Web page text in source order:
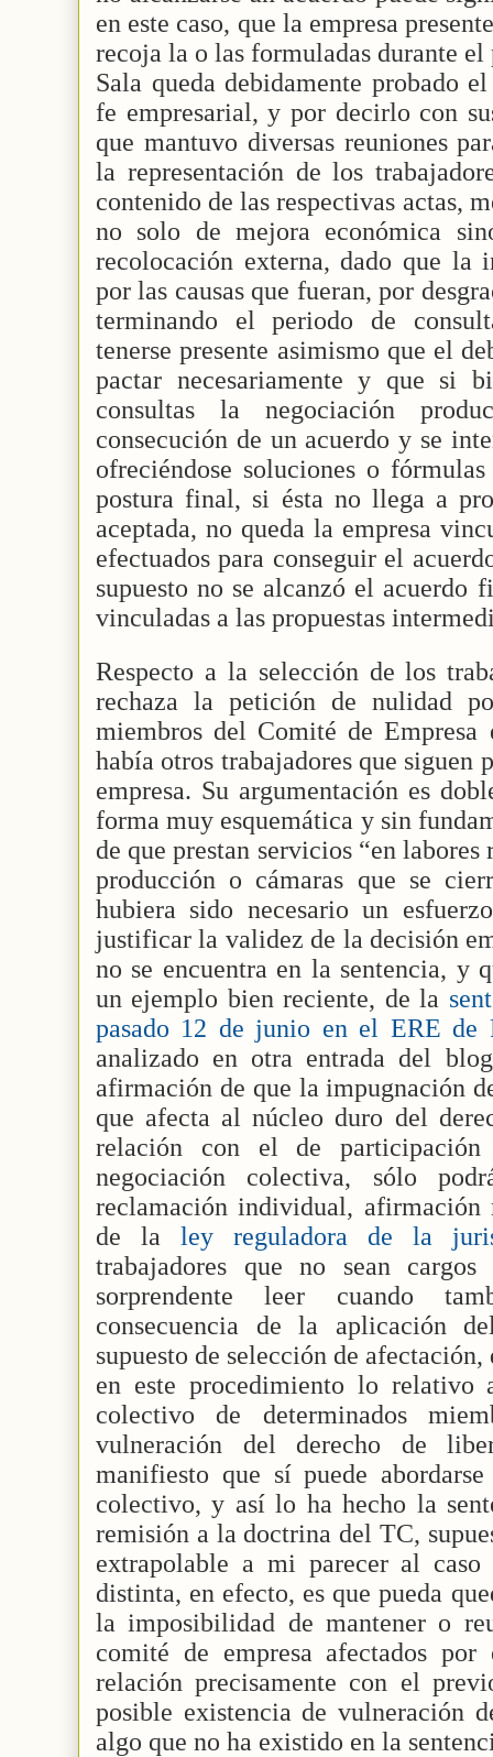
en este caso, que la empresa
recoja la o las formuladas durante el
Sala queda debidamente probado
fe empresarial, y por decirlo con
que mantuvo diversas reuniones
la representación de los
contenido de las respectivas actas,
no solo de mejora económica
recolocación externa, dado que la
por las causas que fueran, por
terminando el periodo de
tenerse presente asimismo que el
pactar necesariamente y que si
consultas la negociación
consecución de un acuerdo y se
ofreciéndose soluciones o
postura final, si ésta no llega a
aceptada, no queda la empresa
efectuados para conseguir el
supuesto no se alcanzó el acuerdo
vinculadas a las propuestas
Respecto a la selección de los
rechaza la petición de nulidad
miembros del Comité de
había otros trabajadores que siguen
empresa. Su argumentación es
forma muy esquemática y sin
de que prestan servicios “en
producción o cámaras que se
hubiera sido necesario un
justificar la validez de la decisión
no se encuentra en la sentencia, y
un ejemplo bien reciente, de la
pasado 12 de junio en el ERE de
analizado en otra entrada del
afirmación de que la impugnación
que afecta al núcleo duro del
relación con el de
negociación colectiva, sólo
reclamación individual,
de la ley reguladora de la
trabajadores que no sean
sorprendente leer cuando
consecuencia de la aplicación
supuesto de selección de afectación,
en este procedimiento lo relativo
colectivo de determinados
vulneración del derecho de
manifiesto que sí puede
colectivo, y así lo ha hecho la
remisión a la doctrina del TC,
extrapolable a mi parecer al caso
distinta, en efecto, es que pueda
la imposibilidad de mantener o
comité de empresa afectados
relación precisamente con el
posible existencia de vulneración
algo que no ha existido en la